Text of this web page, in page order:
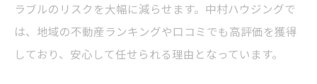
ラブルのリスクを大幅に減らせます。中村ハウジングで
は、地域の不動産ランキングや口コミでも高評価を獲得
しており、安心して任せられる理由となっています。